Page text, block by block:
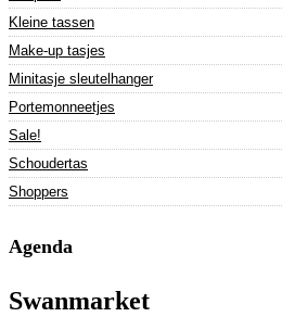
Kleine tassen
Make-up tasjes
Minitasje sleutelhanger
Portemonneetjes
Sale!
Schoudertas
Shoppers
Agenda
Swanmarket